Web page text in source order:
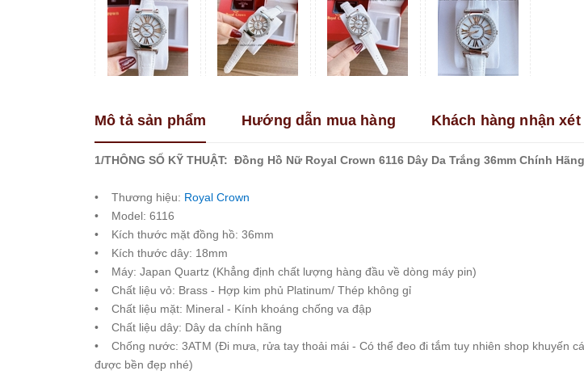
Sant
Coach
Franklin
Guess
Jimi
Kemil
Marc
Jacobs
Michael
Kors
Rivero
Roberto
Era
Royal
Mô tả sản phẩm Hướng dẫn mua hàng Khách hàng nhận xét
1/THÔNG SỐ KỸ THUẬT: Đồng Hồ Nữ Royal Crown 6116 Dây Da Trắng 36mm Chính Hãng
• Thương hiệu: Royal Crown
• Model: 6116
• Kích thước mặt đồng hồ: 36mm
• Kích thước dây: 18mm
• Máy: Japan Quartz (Khẳng định chất lượng hàng đầu về dòng máy pin)
• Chất liệu vỏ: Brass - Hợp kim phủ Platinum/ Thép không gỉ
• Chất liệu mặt: Mineral - Kính khoáng chống va đập
• Chất liệu dây: Dây da chính hãng
• Chống nước: 3ATM (Đi mưa, rửa tay thoải mái - Có thể đeo đi tắm tuy nhiên shop khuyến
được bền đẹp nhé)